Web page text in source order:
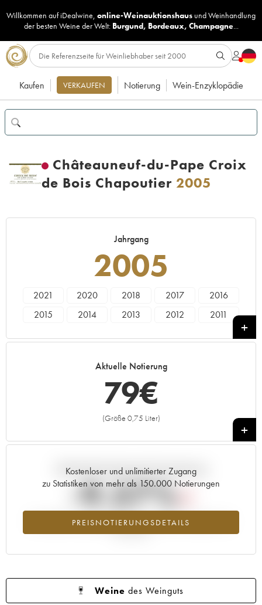
Willkommen auf iDealwine, online-Weinauktionshaus undWeinhandlung
der besten Weine der Welt: Burgund, Bordeaux, Champagne...
Kaufen VERKAUFEN Notierung Wein-Enzyklopädie
Châteauneuf-du-Pape Croix
de Bois Chapoutier 2005
Jahrgang
2005
2021 2020 2018 2017
2016
2015
2014 2013 2012
2011
1999 1998
Aktuelle Notierung
79€
(Größe 0,75 Liter)
+
Kostenloser und unlimitierter Zugang
zu Statistiken von mehr als 150.000 Notierungen
PREISNOTIERUNGSDETAILS
Aktuelle Entwicklung der Preisnotierung
-9.57%
Preisabfall des Jahrgangs 2005 im Jahr 2026 im Vergleich zum
Weine des Weinguts